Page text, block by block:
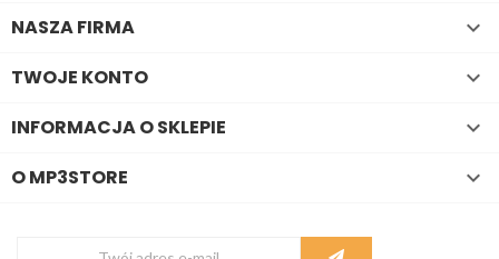
NASZA FIRMA 
TWOJE KONTO 
INFORMACJA O SKLEPIE 
O MP3STORE 